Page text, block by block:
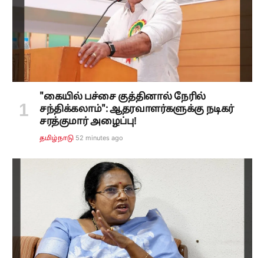
"கையில் பச்சை குத்தினால் நேரில்
சந்திக்கலாம்": ஆதரவாளர்களுக்கு நடிகர்
சரத்குமார் அழைப்பு!
தமிழ்நாடு 52 minutes ago